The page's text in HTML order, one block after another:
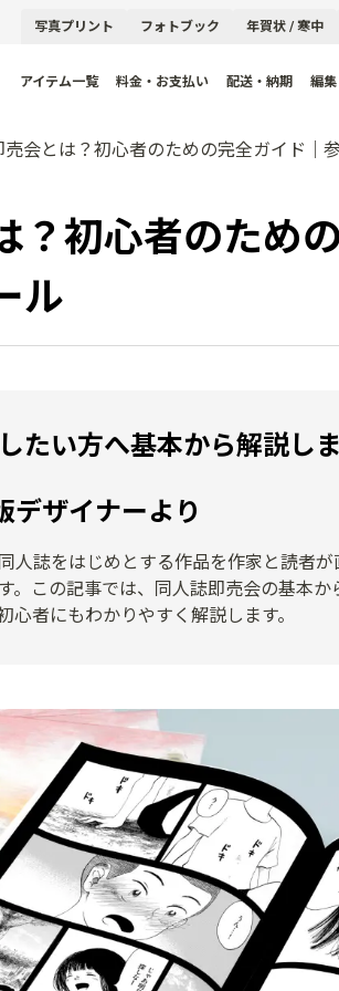
写真プリント フォトブック 年賀状 / 寒中
アイテム一覧 料金・お支払い 配送・納期 編
売会とは？初心者のための完全ガイド｜
？初心者のため
ル
たい方へ基本から解説しま
デザイナーより
人誌をはじめとする作品を作家と読者
。この記事では、同人誌即売会の基本
心者にもわかりやすく解説します。